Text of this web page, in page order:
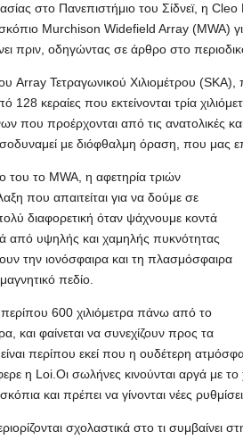
στο Πανεπιστήμιο του Σίδνεϊ, η
Murchison Widefield Array (MWA) για
πριν, οδηγώντας σε άρθρο στο
Array Τετραγωνικού Χιλιομέτρου
128 κεραίες που εκτείνονται τρία
που προέρχονται από τις ανατολικές
με διόφθαλμη όραση, που μας
του το MWA, η αφετηρία τριών
που απαιτείται για να δούμε σε
διαφορετική όταν ψάχνουμε κοντά
από υψηλής και χαμηλής πυκνότητας
την ιονόσφαιρα και τη πλασμόσφαιρα
πεδίο.
600 χιλιόμετρα πάνω από το
και φαίνεται να συνεχίζουν προς τα
περίπου εκεί που η ουδέτερη
η Loi.Οι σωλήνες κινούνται αργά με
και πρέπει να γίνονται νέες
σχολαστικά στο τι συμβαίνει